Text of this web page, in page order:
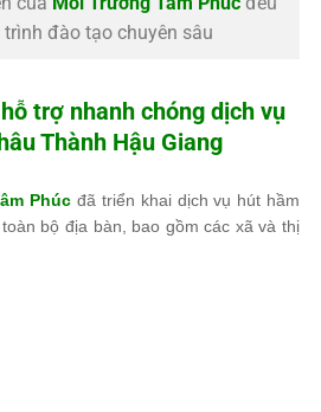
đào tạo chuyên sâu
trợ nhanh chóng dịch vụ
Thành Hậu Giang
Phúc đã triển khai dịch vụ hút hầm
bộ địa bàn, bao gồm các xã và thị